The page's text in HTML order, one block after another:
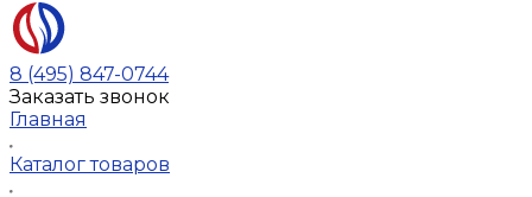
8 (495) 847-0744
Заказать звонок
Главная
Каталог товаров